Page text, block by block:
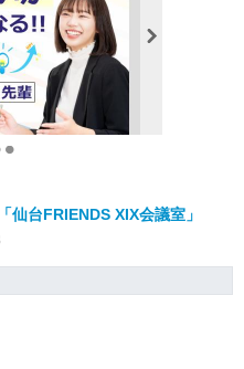
仙台FRIENDS XIX会議室」